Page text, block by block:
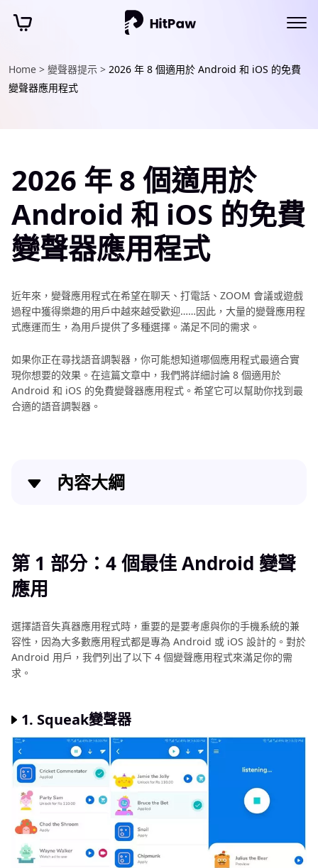
Home > 變聲器提示 > 2026 年 8 個適用於 Android 和 iOS 的免費
變聲器應用程式
2026 年 8 個適用於
Android 和 iOS 的免費
變聲器應用程式
近年來，變聲應用程式在希望在聊天、打電話、ZOOM 會議或遊戲
過程中獲得樂趣的用戶中越來越受歡迎……因此，大量的變聲應用程
式應運而生，為用戶提供了多種選擇。滿足不同的需求。
如果你正在尋找語音調製器，你可能想知道哪個應用程式最適合實
現你想要的效果。在這篇文章中，我們將詳細討論 8 個適用於
Android 和 iOS 的免費變聲器應用程式。希望它可以幫助你找到最
合適的語音調製器。
內容大綱
第 2 部分：4 個流行的 iOS 變聲器應用
第 3 部分：不確定選擇哪些變聲器應用程式？
特別推薦: 適用於 PC 的 HitPaw VoicePea
第 4 部分：語音調製應用程式常見問題解答
第 1 部分：4 個最佳 Android 變聲
應用
選擇語音失真器應用程式時，重要的是要考慮與你的手機系統的兼
容性，因為大多數應用程式都是專為 Android 或 iOS 設計的。對於
Android 用戶，我們列出了以下 4 個變聲應用程式來滿足你的需
求。
1. Squeak變聲器